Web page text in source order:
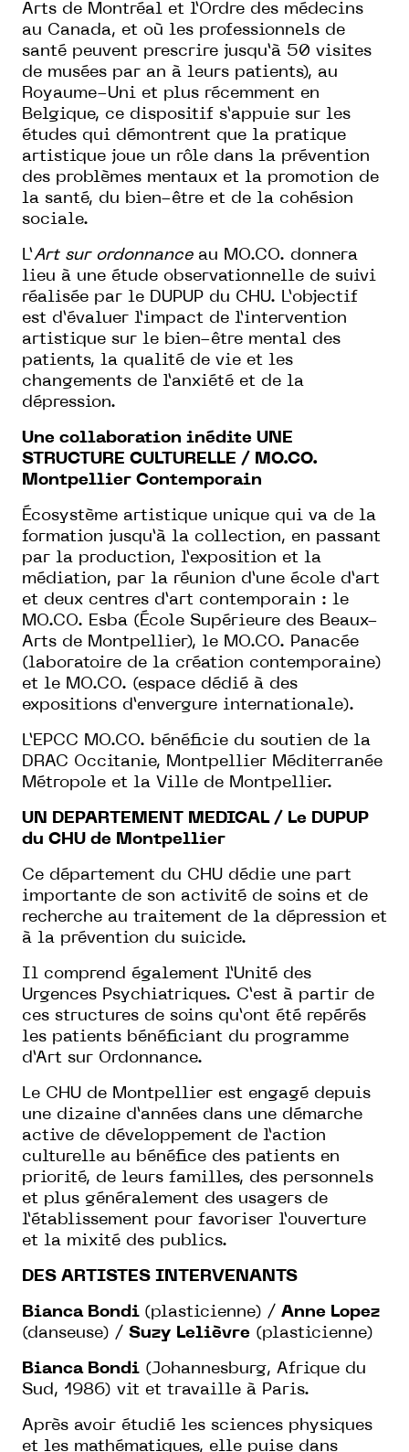
Arts de Montréal et l’Ordre des médecins
au Canada, et où les professionnels de
santé peuvent prescrire jusqu’à 50 visites
de musées par an à leurs patients), au
Royaume-Uni et plus récemment en
Belgique, ce dispositif s’appuie sur les
études qui démontrent que la pratique
artistique joue un rôle dans la prévention
des problèmes mentaux et la promotion de
la santé, du bien-être et de la cohésion
sociale.
L’Art sur ordonnanceau MO.CO. donnera
lieu à une étude observationnelle de suivi
réalisée par le DUPUP du CHU. L’objectif
est d’évaluer l’impact de l’intervention
artistique sur le bien-être mental des
patients, la qualité de vie et les
changements de l’anxiété et de la
dépression.
Une collaboration inédite UNE
STRUCTURE CULTURELLE / MO.CO.
Montpellier Contemporain
Écosystème artistique unique qui va de la
formation jusqu’à la collection, en passant
par la production, l’exposition et la
médiation, par la réunion d’une école d’art
et deux centres d’art contemporain : le
MO.CO. Esba (École Supérieure des Beaux-
Arts de Montpellier), le MO.CO. Panacée
(laboratoire de la création contemporaine)
et le MO.CO. (espace dédié à des
expositions d’envergure internationale).
L’EPCC MO.CO. bénéficie du soutien de la
DRAC Occitanie, Montpellier Méditerranée
Métropole et la Ville de Montpellier.
UN DEPARTEMENT MEDICAL / Le DUPUP
du CHU de Montpellier
Ce département du CHU dédie une part
importante de son activité de soins et de
recherche au traitement de la dépression et
à la prévention du suicide.
Il comprend également l’Unité des
Urgences Psychiatriques. C’est à partir de
ces structures de soins qu’ont été repérés
les patients bénéficiant du programme
d’Art sur Ordonnance.
Le CHU de Montpellier est engagé depuis
une dizaine d’années dans une démarche
active de développement de l’action
culturelle au bénéfice des patients en
priorité, de leurs familles, des personnels
et plus généralement des usagers de
l’établissement pour favoriser l’ouverture
et la mixité des publics.
DES ARTISTES INTERVENANTS
Bianca Bondi (plasticienne) / Anne Lopez
(danseuse) / Suzy Lelièvre (plasticienne)
Bianca Bondi (Johannesburg, Afrique du
Sud, 1986) vit et travaille à Paris.
Après avoir étudié les sciences physiques
et les mathématiques, elle puise dans